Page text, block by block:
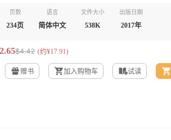
页数
234页
语言
简体中文
文件大小
538K
出版日期
2017年
$4.42 (约¥17.91)
赠书 加入购物车 试读